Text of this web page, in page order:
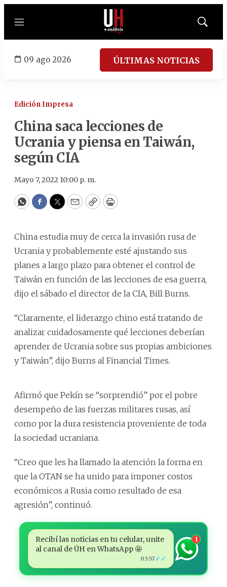
Menú
Mostrar
09 ago 2026 ÚLTIMAS NOTICIAS
Edición Impresa
China saca lecciones de
Ucrania y piensa en Taiwán,
según CIA
Mayo 7, 2022 10:00 p. m.
WhatsApp
Facebook
Twitter
EmailCopyPrint
China estudia muy de cerca la invasión rusa de
Ucrania y probablemente esté ajustando sus
planes a largo plazo para obtener el control de
Taiwán en función de las lecciones de esa guerra,
dijo el sábado el director de la CIA, Bill Burns.
“Claramente, el liderazgo chino está tratando de
analizar cuidadosamente qué lecciones deberían
aprender de Ucrania sobre sus propias ambiciones
y Taiwán”, dijo Burns al Financial Times.
Afirmó que Pekín se “sorprendió” por el pobre
desempeño de las fuerzas militares rusas, así
como por la dura resistencia proveniente de toda
la sociedad ucraniana.
“Creo que les ha llamado la atención la forma en
que la OTAN se ha unido para imponer costos
económicos a Rusia como resultado de esa
agresión”, continuó.
Recibí las noticias en tu celular, unite
al canal de ÚH en WhatsApp 🤩
03:57 ✓✓
1